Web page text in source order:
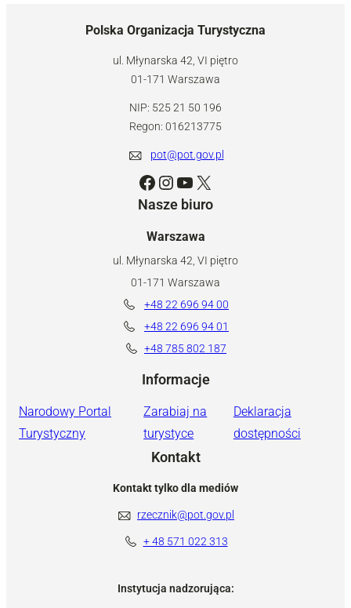
Polska Organizacja Turystyczna
ul. Młynarska 42, VI piętro
01-171 Warszawa
NIP: 525 21 50 196
Regon: 016213775
pot@pot.gov.pl
Facebook Instagram YouTube X
Nasze biuro
Warszawa
ul. Młynarska 42, VI piętro
01-171 Warszawa
+48 22 696 94 00
+48 22 696 94 01
+48 785 802 187
Informacje
Narodowy Portal
Turystyczny
Zarabiaj na
turystyce
Deklaracja
dostępności
Kontakt
Kontakt tylko dla mediów
rzecznik@pot.gov.pl
+ 48 571 022 313
Instytucja nadzorująca: